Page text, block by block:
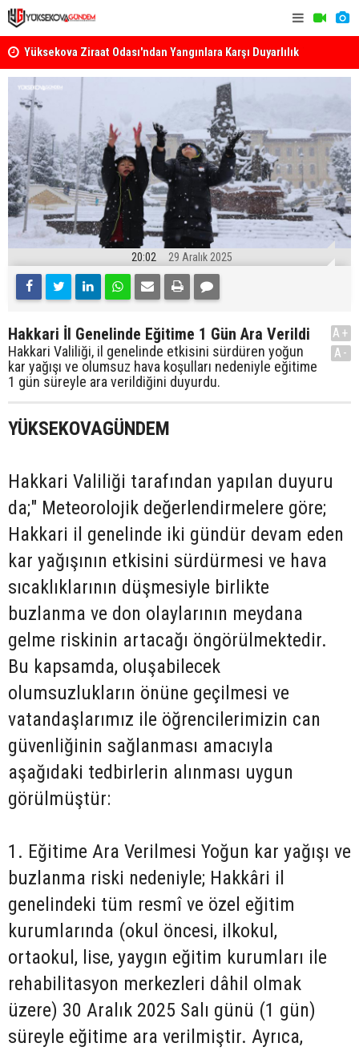
Yüksekova Ziraat Odası'ndan Yangınlara Karşı Duyarlılık
Çağrısı
20:02 29 Aralık 2025
Hakkari İl Genelinde Eğitime 1 Gün Ara Verildi
Hakkari Valiliği, il genelinde etkisini sürdüren yoğun
kar yağışı ve olumsuz hava koşulları nedeniyle eğitime
1 gün süreyle ara verildiğini duyurdu.
A+
A-
YÜKSEKOVAGÜNDEM
Hakkari Valiliği tarafından yapılan duyuru
da;" Meteorolojik değerlendirmelere göre;
Hakkari il genelinde iki gündür devam eden
kar yağışının etkisini sürdürmesi ve hava
sıcaklıklarının düşmesiyle birlikte
buzlanma ve don olaylarının meydana
gelme riskinin artacağı öngörülmektedir.
Bu kapsamda, oluşabilecek
olumsuzlukların önüne geçilmesi ve
vatandaşlarımız ile öğrencilerimizin can
güvenliğinin sağlanması amacıyla
aşağıdaki tedbirlerin alınması uygun
görülmüştür:
1. Eğitime Ara Verilmesi Yoğun kar yağışı ve
buzlanma riski nedeniyle; Hakkâri il
genelindeki tüm resmî ve özel eğitim
kurumlarında (okul öncesi, ilkokul,
ortaokul, lise, yaygın eğitim kurumları ile
rehabilitasyon merkezleri dâhil olmak
üzere) 30 Aralık 2025 Salı günü (1 gün)
süreyle eğitime ara verilmiştir. Ayrıca,